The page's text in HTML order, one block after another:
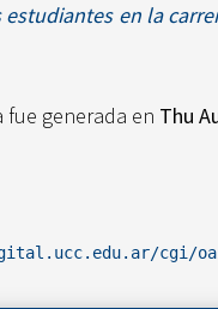
en la
fue generada en Thu
cgi/